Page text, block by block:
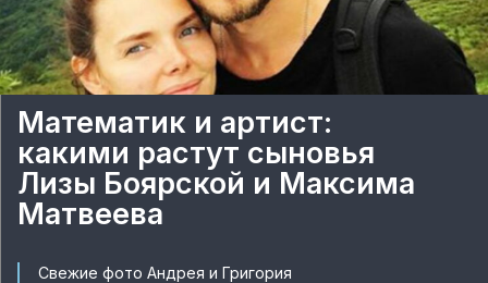
Математик и артист:
какими растут сыновья
Лизы Боярской и Максима
Матвеева
Свежие фото Андрея и Григория